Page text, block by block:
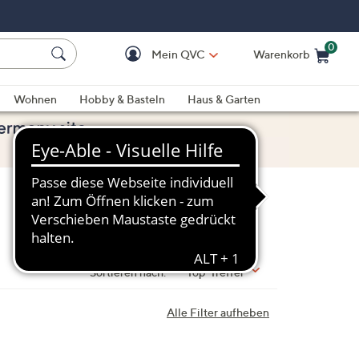
Mein QVC Warenkorb
0
Wohnen Hobby & Basteln
Haus & Garten
Sortieren nach: Top-Treffer
Alle Filter aufheben